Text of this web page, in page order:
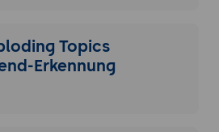
Topics
Erkennung